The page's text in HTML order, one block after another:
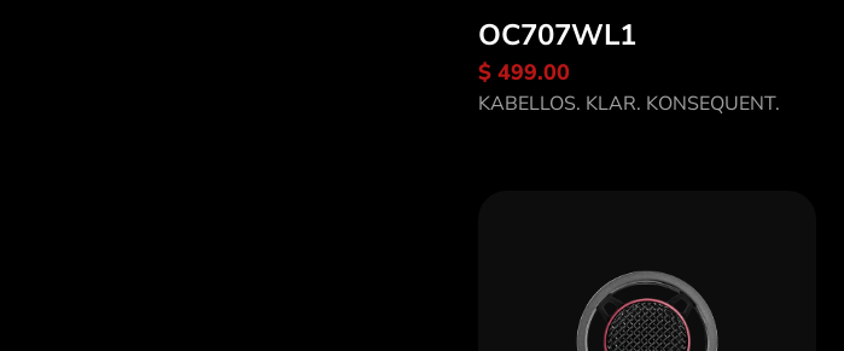
OC707WL1
$ 499.00
KABELLOS. KLAR. KONSEQUENT.
Entdecke OC707WL1